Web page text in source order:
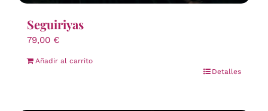
Seguiriyas
79,00 €
Añadir al carrito
Detalles